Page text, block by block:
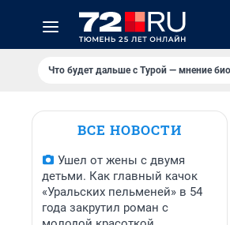
Что будет дальше с Турой — мнение
ВСЕ НОВОСТИ
Ушел от жены с двумя
детьми. Как главный качок
«Уральских пельменей» в 54
года закрутил роман с